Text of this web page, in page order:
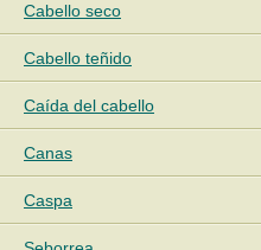
Cabello seco
Cabello teñido
Caída del cabello
Canas
Caspa